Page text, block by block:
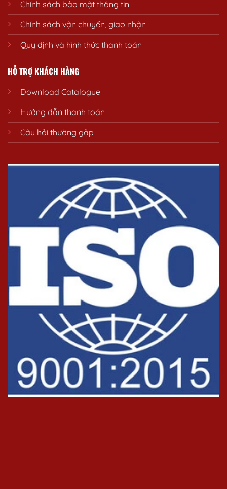
Chính sách bảo mật thông tin
Chính sách vận chuyển, giao nhận
Quy định và hình thức thanh toán
HỖ TRỢ KHÁCH HÀNG
Download Catalogue
Hướng dẫn thanh toán
Câu hỏi thường gặp